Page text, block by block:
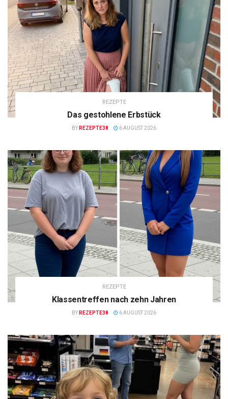
REZEPTE
Das gestohlene Erbstück
BY REZEPTE38 6 AUGUST 2026
REZEPTE
Klassentreffen nach zehn Jahren
BY REZEPTE38 6 AUGUST 2026